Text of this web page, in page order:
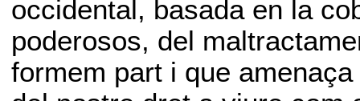
occidental, basada en la
poderosos, del
formem part i que